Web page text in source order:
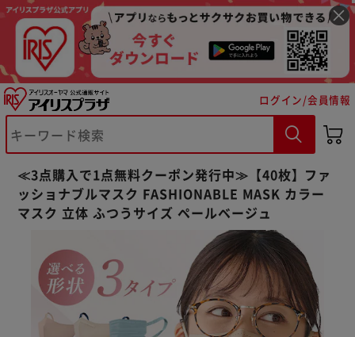
ログイン/会員情報
≪3点購入で1点無料クーポン発行中≫【40枚】ファ
ッショナブルマスク FASHIONABLE MASK カラー
マスク 立体 ふつうサイズ ペールベージュ
※ご確認ください